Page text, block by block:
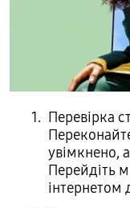
Перевірка
увімкнено,
Перейдіть
інтернетом